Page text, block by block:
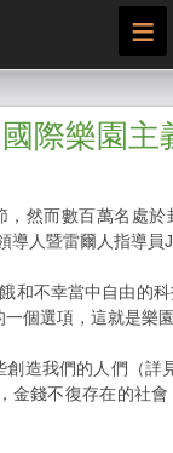
≡
際樂園主
然而數百萬名處
導人暨雷爾人指導員
和不幸當中自由的
個選項，這就是樂
造我們的人們（詳
金錢不復存在的社